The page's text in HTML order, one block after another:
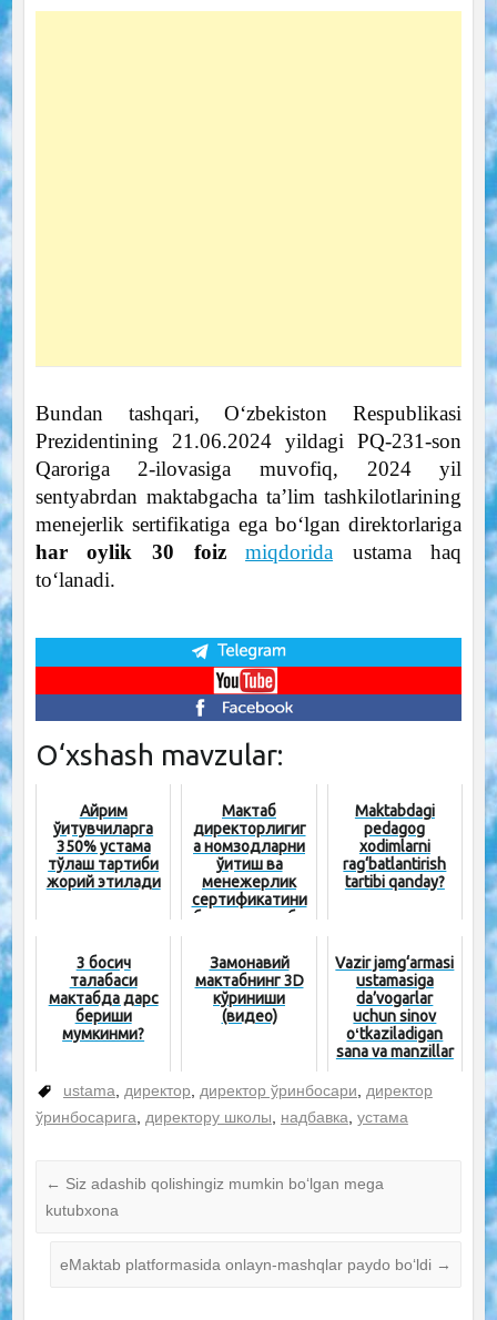
Bundan tashqari, O‘zbekiston Respublikasi
Prezidentining 21.06.2024 yildagi PQ-231-son
Qaroriga 2-ilovasiga muvofiq, 2024 yil
sentyabrdan maktabgacha ta’lim tashkilotlarining
menejerlik sertifikatiga ega bo‘lgan direktorlariga
har oylik 30 foiz
miqdorida ustama haq
to‘lanadi.
O‘xshash mavzular:
Айрим
ўқитувчиларга
350% устама
тўлаш тартиби
жорий этилади
Мактаб
директорлигиг
а номзодларни
ўқитиш ва
менежерлик
сертификатини
бериш тартиби
Maktabdagi
pedagog
xodimlarni
rag‘batlantirish
tartibi qanday?
3 босқич
талабаси
мактабда дарс
бериши
мумкинми?
Замонавий
мактабнинг 3D
кўриниши
(видео)
Vazir jamg‘armasi
ustamasiga
da’vogarlar
uchun sinov
oʻtkaziladigan
sana va manzillar
ustama, директор, директор ўринбосари, директор
ўринбосарига, директору школы, надбавка, устама
← Siz adashib qolishingiz mumkin bo‘lgan mega
kutubxona
eMaktab platformasida onlayn-mashqlar paydo bo‘ldi →